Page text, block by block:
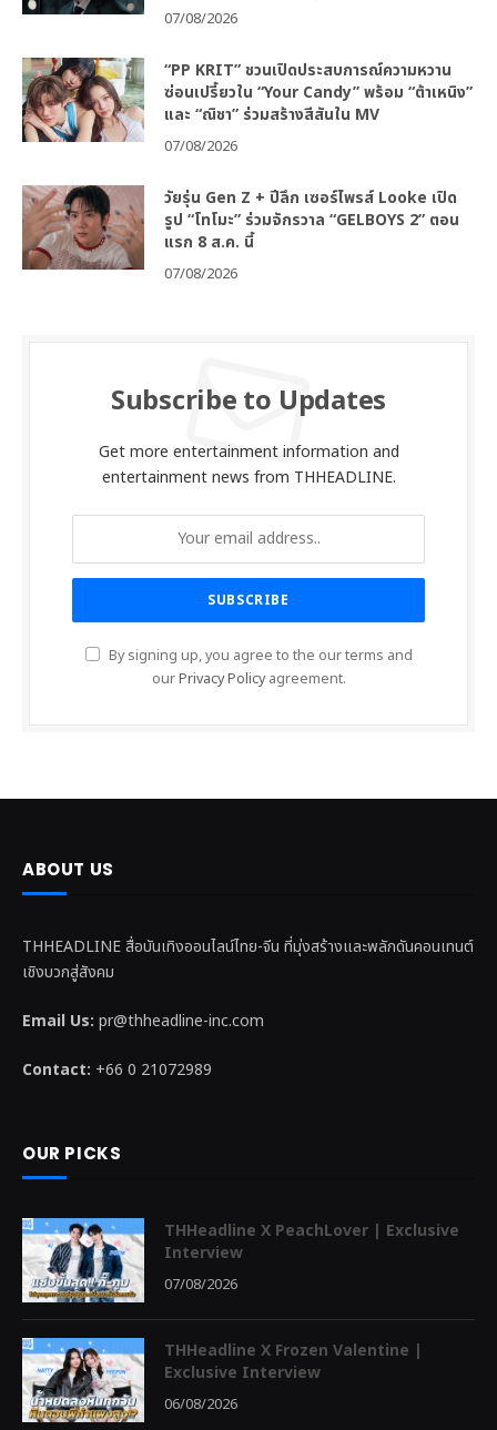
07/08/2026
“PP KRIT” ชวนเปิดประสบการณ์ความหวาน
ซ่อนเปรี้ยวใน “Your Candy” พร้อม “ต้าเหนิง”
และ “ณิชา” ร่วมสร้างสีสันใน MV
07/08/2026
วัยรุ่น Gen Z + ปีลึก เซอร์ไพรส์ Looke เปิด
รูป “โทโมะ” ร่วมจักรวาล “GELBOYS 2” ตอน
แรก 8 ส.ค. นี้
07/08/2026
Subscribe to Updates
Get more entertainment information and
entertainment news from THHEADLINE.
By signing up, you agree to the our terms and
ourPrivacy Policyagreement.
ABOUT US
THHEADLINE สื่อบันเทิงออนไลน์ไทย-จีน ที่มุ่งสร้างและพลักดันคอนเทนต์
เชิงบวกสู่สังคม
Email Us: pr@thheadline-inc.com
Contact: +66 0 21072989
OUR PICKS
THHeadline X PeachLover | Exclusive
Interview
07/08/2026
THHeadline X Frozen Valentine |
Exclusive Interview
06/08/2026